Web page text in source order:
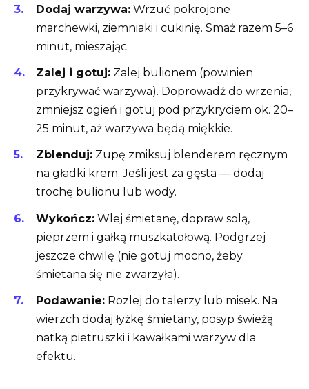
Dodaj warzywa: Wrzuć pokrojone
marchewki, ziemniaki i cukinię. Smaż razem 5–6
minut, mieszając.
Zalej i gotuj: Zalej bulionem (powinien
przykrywać warzywa). Doprowadź do wrzenia,
zmniejsz ogień i gotuj pod przykryciem ok. 20–
25 minut, aż warzywa będą miękkie.
Zblenduj: Zupę zmiksuj blenderem ręcznym
na gładki krem. Jeśli jest za gęsta — dodaj
trochę bulionu lub wody.
Wykończ: Wlej śmietanę, dopraw solą,
pieprzem i gałką muszkatołową. Podgrzej
jeszcze chwilę (nie gotuj mocno, żeby
śmietana się nie zwarzyła).
Podawanie: Rozlej do talerzy lub misek. Na
wierzch dodaj łyżkę śmietany, posyp świeżą
natką pietruszki i kawałkami warzyw dla
efektu.